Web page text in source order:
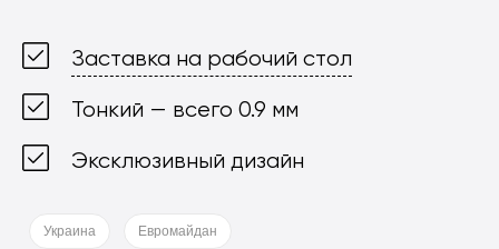
Заставка на рабочий стол
Тонкий — всего 0.9 мм
Эксклюзивный дизайн
Украина Евромайдан